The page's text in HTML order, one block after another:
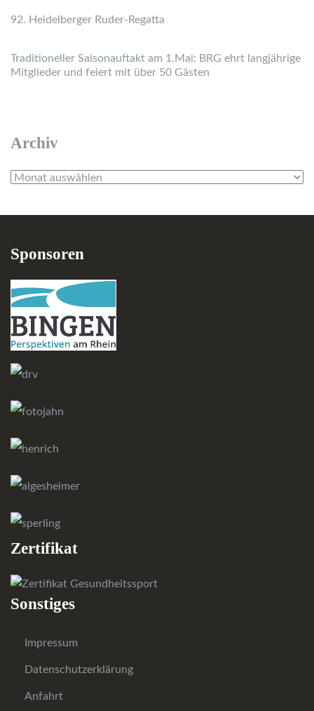
92. Heidelberger Ruder-Regatta
Traditioneller Saisonauftakt am 1.Mai: BRG ehrt langjährige
Mitglieder und feiert mit über 50 Gästen
Archiv
Archiv
Sponsoren
Zertifikat
Sonstiges
Impressum
Datenschutzerklärung
Anfahrt